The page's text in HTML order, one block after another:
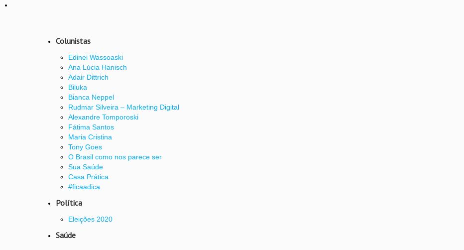
Colunistas
Edinei Wassoaski
Ana Lúcia Hanisch
Adair Dittrich
Biluka
Bianca Neppel
Rudmar Silveira – Marketing Digital
Alexandre Tomporoski
Fátima Santos
Maria Cristina
Tony Goes
O Brasil como nos parece ser
Sua Saúde
Casa Prática
#ficaadica
Política
Eleições 2020
Saúde